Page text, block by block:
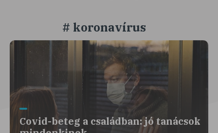
# koronavírus
Covid-beteg a családban: jó tanácsok